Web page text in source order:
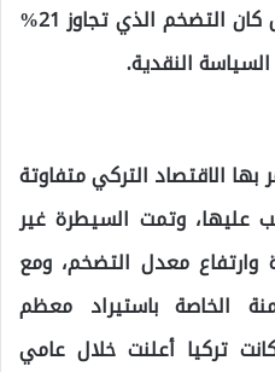
يتوقف الأمر عند هذا الحد، بل كان التضخم الذي تجاوز 21%
النقدية.
بها الاقتصاد التركي متفاوتة
عليها، وتمت السيطرة غير
وارتفاع معدل التضخم، ومع
الخاصة باستيراد معظم
تركيا أعلنت خلال عامي